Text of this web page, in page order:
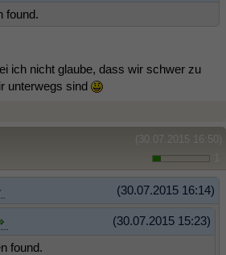
found.
ich nicht glaube, dass wir schwer zu
unterwegs sind
(30.07.2015 16:50)
(30.07.2015 16:14)
(30.07.2015 15:23)
found.